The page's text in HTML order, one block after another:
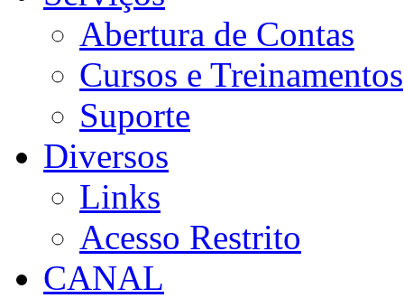
Abertura de Contas
Cursos e Treinamentos
Suporte
Diversos
Links
Acesso Restrito
CANAL